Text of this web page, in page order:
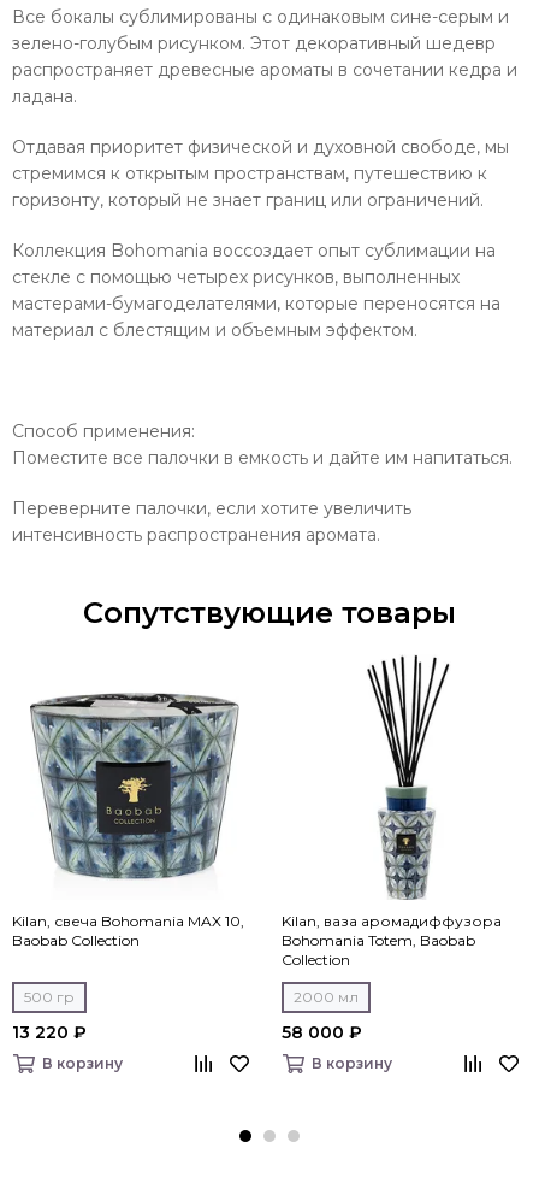
Все бокалы сублимированы с одинаковым сине-серым и
зелено-голубым рисунком. Этот декоративный шедевр
распространяет древесные ароматы в сочетании кедра и
ладана.
Отдавая приоритет физической и духовной свободе, мы
стремимся к открытым пространствам, путешествию к
горизонту, который не знает границ или ограничений.
Коллекция Bohomania воссоздает опыт сублимации на
стекле с помощью четырех рисунков, выполненных
мастерами-бумагоделателями, которые переносятся на
материал с блестящим и объемным эффектом.
Способ применения:
Поместите все палочки в емкость и дайте им напитаться.
Переверните палочки, если хотите увеличить
интенсивность распространения аромата.
Сопутствующие товары
Kilan, свеча Bohomania MAX 10,
Baobab Collection
500 гр
13 220 ₽
В корзину
Kilan, ваза аромадиффузора
Bohomania Totem, Baobab
Collection
2000 мл
58 000 ₽
В корзину